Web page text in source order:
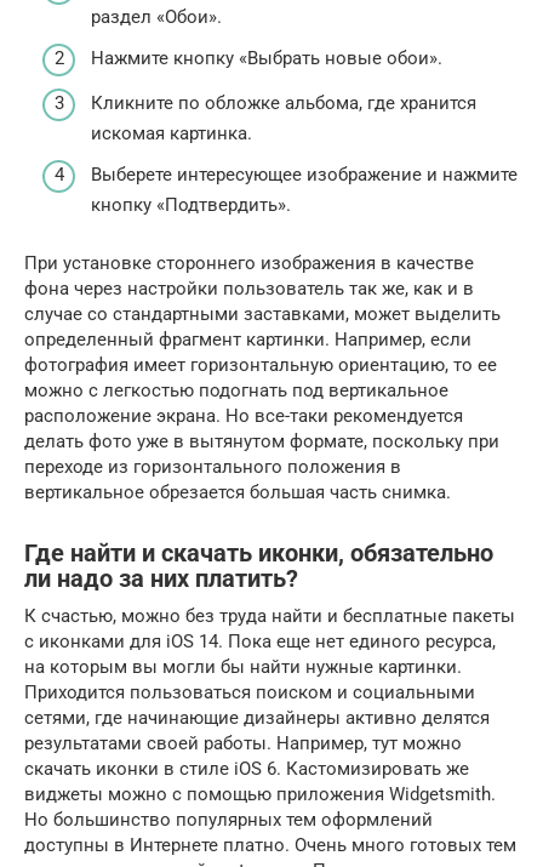
раздел «Обои».
Нажмите кнопку «Выбрать новые обои».
Кликните по обложке альбома, где хранится
искомая картинка.
Выберете интересующее изображение и нажмите
кнопку «Подтвердить».
При установке стороннего изображения в качестве
фона через настройки пользователь так же, как и в
случае со стандартными заставками, может выделить
определенный фрагмент картинки. Например, если
фотография имеет горизонтальную ориентацию, то ее
можно с легкостью подогнать под вертикальное
расположение экрана. Но все-таки рекомендуется
делать фото уже в вытянутом формате, поскольку при
переходе из горизонтального положения в
вертикальное обрезается большая часть снимка.
Где найти и скачать иконки, обязательно
ли надо за них платить?
К счастью, можно без труда найти и бесплатные пакеты
с иконками для iOS 14. Пока еще нет единого ресурса,
на которым вы могли бы найти нужные картинки.
Приходится пользоваться поиском и социальными
сетями, где начинающие дизайнеры активно делятся
результатами своей работы. Например, тут можно
скачать иконки в стиле iOS 6. Кастомизировать же
виджеты можно с помощью приложения Widgetsmith.
Но большинство популярных тем оформлений
доступны в Интернете платно. Очень много готовых тем